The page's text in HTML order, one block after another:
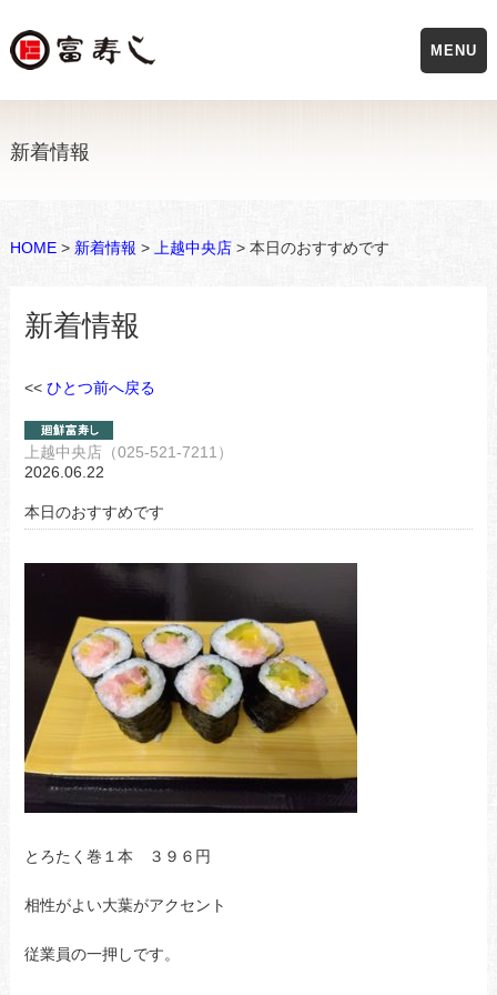
新着情報
HOME> 新着情報 > 上越中央店> 本日のおすすめです
新着情報
<< ひとつ前へ戻る
上越中央店（025-521-7211）
2026.06.22
本日のおすすめです
とろたく巻１本 ３９６円
相性がよい大葉がアクセント
従業員の一押しです。
MENU